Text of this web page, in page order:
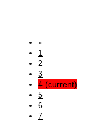
«
1
2
3
4 (current)
5
6
7